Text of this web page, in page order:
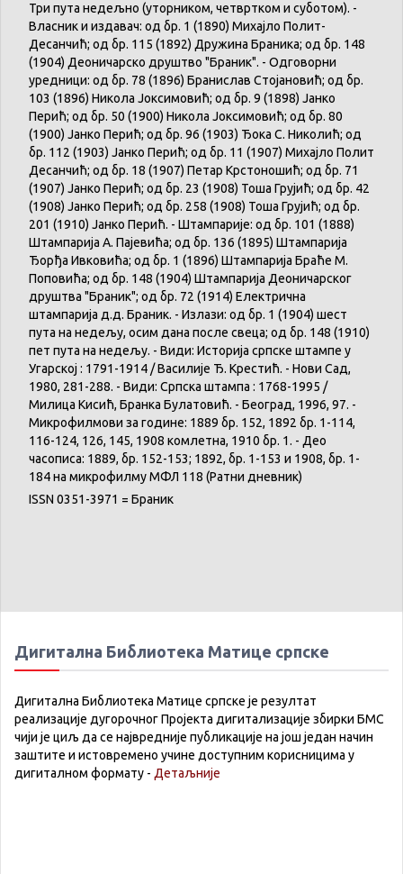
Три пута недељно (уторником, четвртком и суботом). -
Власник и издавач: од бр. 1 (1890) Михајло Полит-
Десанчић; од бр. 115 (1892) Дружина Браника; од бр. 148
(1904) Деоничарско друштво "Браник". - Одговорни
уредници: од бр. 78 (1896) Бранислав Стојановић; од бр.
103 (1896) Никола Јоксимовић; од бр. 9 (1898) Јанко
Перић; од бр. 50 (1900) Никола Јоксимовић; од бр. 80
(1900) Јанко Перић; од бр. 96 (1903) Ђока С. Николић; од
бр. 112 (1903) Јанко Перић; од бр. 11 (1907) Михајло Полит
Десанчић; од бр. 18 (1907) Петар Крстоношић; од бр. 71
(1907) Јанко Перић; од бр. 23 (1908) Тоша Грујић; од бр. 42
(1908) Јанко Перић; од бр. 258 (1908) Тоша Грујић; од бр.
201 (1910) Јанко Перић. - Штампарије: од бр. 101 (1888)
Штампарија А. Пајевића; од бр. 136 (1895) Штампарија
Ђорђа Ивковића; од бр. 1 (1896) Штампарија Браће М.
Поповића; од бр. 148 (1904) Штампарија Деоничарског
друштва "Браник"; од бр. 72 (1914) Електрична
штампарија д.д. Браник. - Излази: од бр. 1 (1904) шест
пута на недељу, осим дана после свеца; од бр. 148 (1910)
пет пута на недељу. - Види: Историја српске штампе у
Угарској : 1791-1914 / Василије Ђ. Крестић. - Нови Сад,
1980, 281-288. - Види: Српска штампа : 1768-1995 /
Милица Кисић, Бранка Булатовић. - Београд, 1996, 97. -
Микрофилмови за године: 1889 бр. 152, 1892 бр. 1-114,
116-124, 126, 145, 1908 комлетна, 1910 бр. 1. - Део
часописа: 1889, бр. 152-153; 1892, бр. 1-153 и 1908, бр. 1-
184 на микрофилму МФЛ 118 (Ратни дневник)
ISSN 0351-3971 = Браник
Дигитална Библиотека Матице српске
Дигитална Библиотека Матице српске је резултат
реализације дугорочног Пројекта дигитализације збирки БМС
чији је циљ да се највредније публикације на још један начин
заштите и истовремено учине доступним корисницима у
дигиталном формату - Детаљније